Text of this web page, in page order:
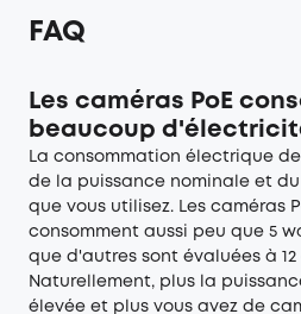
FAQ
Les caméras PoE
beaucoup
La consommation électrique
de la puissance nominale et
que vous utilisez. Les caméras
consomment aussi peu que 5
que d'autres sont évaluées à 12
Naturellement, plus la
élevée et plus vous avez de